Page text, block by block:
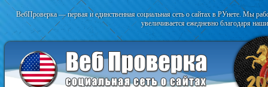
ВебПроверка — первая и единственная социальная сеть о сайтах в РУнете. Мы
увеличивается ежедневно благодаря